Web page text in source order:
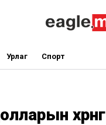
Урлаг Спорт